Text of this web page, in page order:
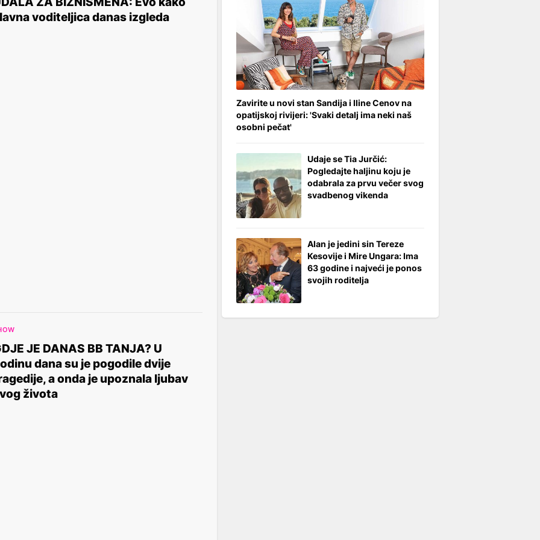
voditeljica danas izgleda
JE DANAS BB TANJA? U
dana su je pogodile dvije
a onda je upoznala ljubav
života
Zavirite u novi stan Sandija i Iline Cenov na
opatijskoj rivijeri: 'Svaki detalj ima neki naš
osobni pečat'
Udaje se Tia Jurčić:
Pogledajte haljinu koju je
odabrala za prvu večer svog
svadbenog vikenda
Alan je jedini sin Tereze
Kesovije i Mire Ungara: Ima
63 godine i najveći je ponos
svojih roditelja